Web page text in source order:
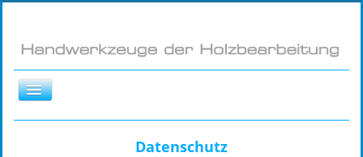
Toggle
Navigation
Datenschutz